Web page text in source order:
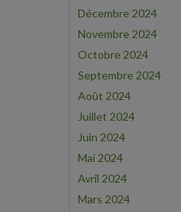
Décembre 2024
Novembre 2024
Octobre 2024
Septembre 2024
Août 2024
Juillet 2024
Juin 2024
Mai 2024
Avril 2024
Mars 2024